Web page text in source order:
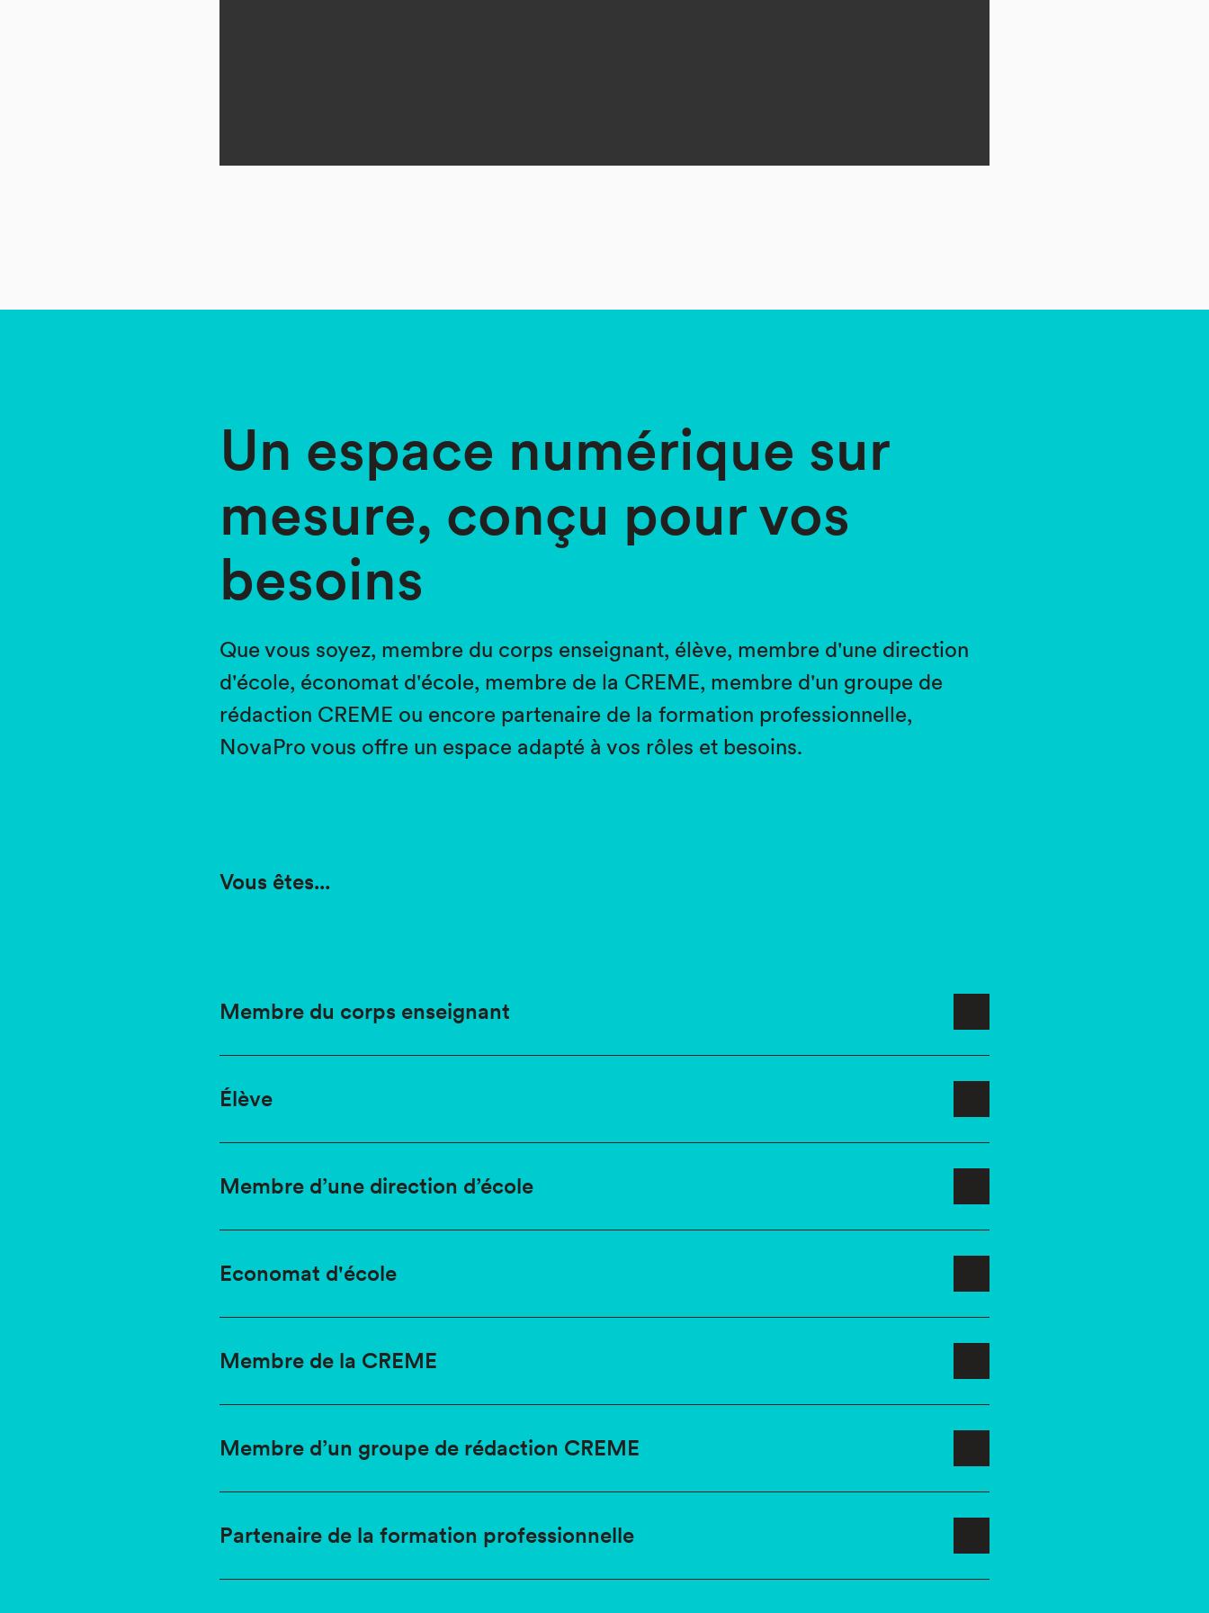
Un espace numérique sur
mesure, conçu pour vos
besoins
Que vous soyez, membre du corps enseignant, élève, membre d'une direction
d'école, économat d'école, membre de la CREME, membre d'un groupe de
rédaction CREME ou encore partenaire de la formation professionnelle,
NovaPro vous offre un espace adapté à vos rôles et besoins.
Vous êtes...
Membre du corps enseignant
Élève
Membre d’une direction d’école
Economat d'école
Membre de la CREME
Membre d’un groupe de rédaction CREME
Partenaire de la formation professionnelle